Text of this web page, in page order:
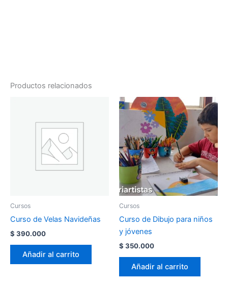
Productos relacionados
Cursos
Curso de Velas Navideñas
$ 390.000
Añadir al carrito
Cursos
Curso de Dibujo para niños
y jóvenes
$ 350.000
Añadir al carrito